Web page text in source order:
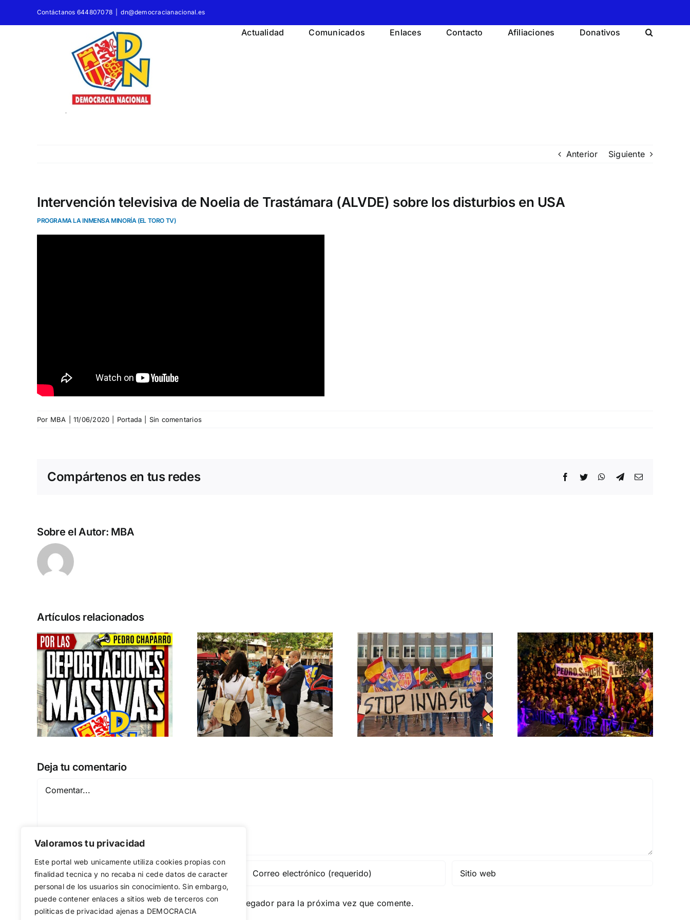
Valoramos tu privacidad
Este portal web unicamente utiliza cookies propias con
finalidad tecnica y no recaba ni cede datos de caracter
personal de los usuarios sin conocimiento. Sin embargo,
puede contener enlaces a sitios web de terceros con
politicas de privacidad ajenas a DEMOCRACIA
Contáctanos 644807078 dn@democracianacional.es
Actualidad Comunicados Enlaces Contacto Afiliaciones Donativos
Anterior Siguiente
Intervención televisiva de Noelia de Trastámara (ALVDE) sobre los disturbios en USA
PROGRAMA LA INMENSA MINORÍA (EL TORO TV)
Por MBA 11/06/2020 Portada Sin comentarios
Compártenos en tus redes Facebook
Twitter WhatsApp
TelegramCorreo
Sobre el Autor: MBA
Artículos relacionados
Acto en Barcelona:
España y Serbia
contra el
separatismo
globalista
11 DE SEPTIEMBRE: DN EN BARCELONA
Crónica acto DN
contra la invasión
migratoria y el
gran reemplazo
MADRID 4 DE NOVIEMBRE
DN ante las
protestas contra el
Gobierno
CONTRA LA AMNISTÍA
Deja tu comentario
Comentar
Guardar mi nombre, email y sitio web en este navegador para la próxima vez que comente.